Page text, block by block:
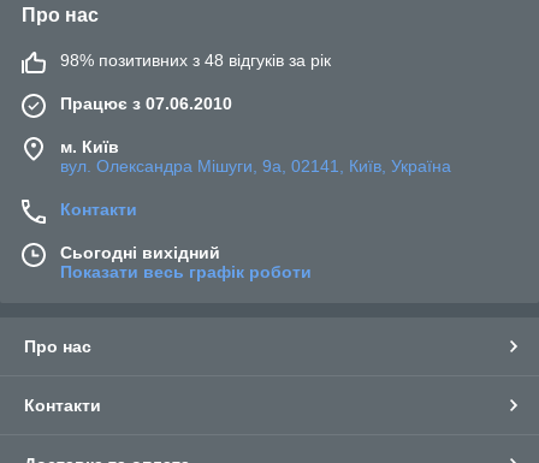
Про нас
98% позитивних з 48 відгуків за рік
Працює з 07.06.2010
м. Київ
вул. Олександра Мішуги, 9а, 02141, Київ, Україна
Контакти
Сьогодні вихідний
Показати весь графік роботи
Про нас
Контакти